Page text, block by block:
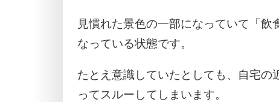
見慣れた景色の一部になっていて「飲
なっている状態です。
たとえ意識していたとしても、自宅の
ってスルーしてしまいます。